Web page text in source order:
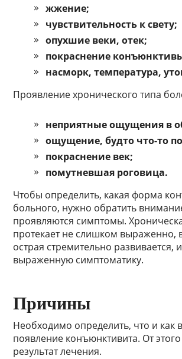
жжение;
чувствительность к свету;
опухшие веки, отек;
покраснение
насморк, температура,
Проявление хронического типа
неприятные ощущения в
ощущение, будто что-то
покраснение век;
помутневшая роговица.
Чтобы определить, какая форма
больного, нужно обратить
проявляются симптомы.
протекает не слишком выраженно,
острая стремительно развивается,
выраженную симптоматику.
Причины
Необходимо определить, что и как
появление конъюнктивита. От
результат лечения.